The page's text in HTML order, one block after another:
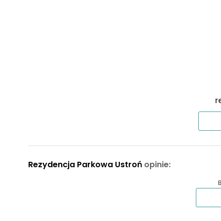
D88 36,91 m² 1
Rezydencja Parkowa Ustroń opinie: